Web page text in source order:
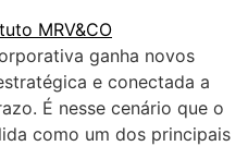
ganha novos
e conectada a
É nesse cenário que o
como um dos principais